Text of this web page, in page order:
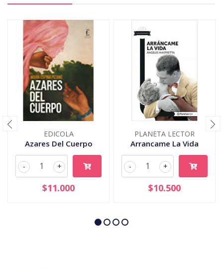
EDICOLA
Azares Del Cuerpo
+
-
$11.000
PLANETA LECTOR
Arrancame La Vida
+
-
$10.500